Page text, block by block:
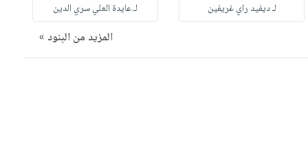
لـ ديفيد راي غريفين
لـ عايدة العلي سري الدين
المزيد من البنود »